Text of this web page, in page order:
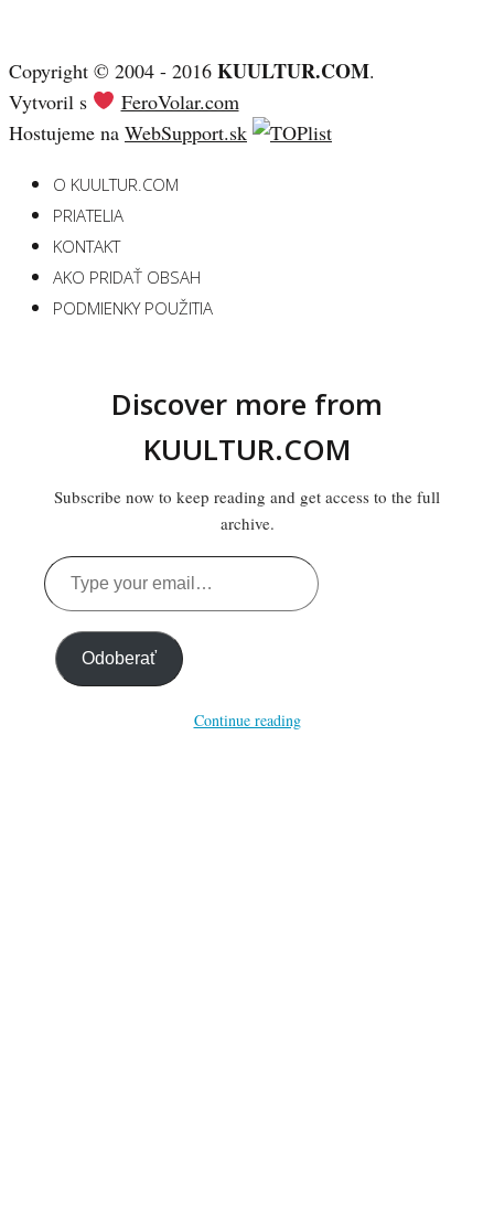
Copyright © 2004 - 2016 KUULTUR.COM.
Vytvoril s
FeroVolar.com
Hostujeme na WebSupport.sk
O KUULTUR.COM
PRIATELIA
KONTAKT
AKO PRIDAŤ OBSAH
PODMIENKY POUŽITIA
Discover more from
KUULTUR.COM
Subscribe now to keep reading and get access to the full
archive.
Type
your
email…
Odoberať
Continue reading